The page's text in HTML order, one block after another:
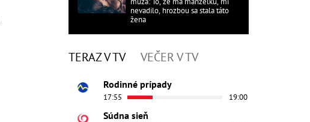
nevadilo, hrozbou sa stala táto
žena
TERAZ V TV VEČER V TV
Rodinné prípady
17:55 19:00
Súdna sieň